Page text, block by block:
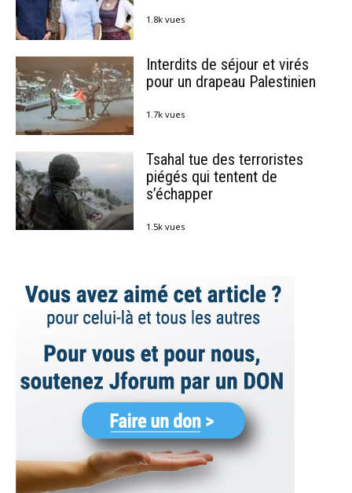
1.8k vues
Interdits de séjour et virés
pour un drapeau Palestinien
1.7k vues
Tsahal tue des terroristes
piégés qui tentent de
s’échapper
1.5k vues